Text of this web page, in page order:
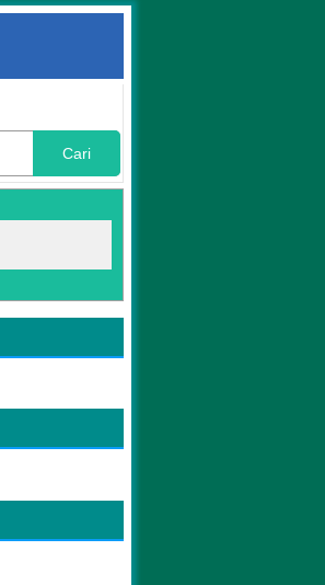
Cari